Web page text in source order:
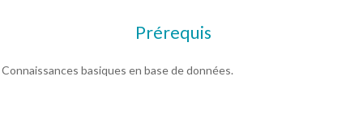
Prérequis
Connaissances basiques en base de données.